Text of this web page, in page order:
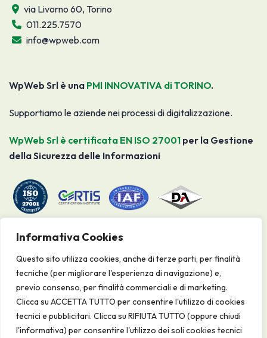
Informativa Cookies
Questo sito utilizza cookies, anche di terze parti, per finalità
tecniche (per migliorare l'esperienza di navigazione) e,
previo consenso, per finalità commerciali e di marketing.
Clicca su ACCETTA TUTTO per consentire l'utilizzo di cookies
tecnici e pubblicitari. Clicca su RIFIUTA TUTTO (oppure chiudi
l'informativa) per consentire l'utilizzo dei soli cookies tecnici
via Livorno 60, Torino
011.225.7570
info@wpweb.com
WpWeb Srl è una PMI INNOVATIVA di TORINO.
Supportiamo le aziende nei processi di digitalizzazione.
WpWeb Srl è certificata EN ISO 27001 per la Gestione
della Sicurezza delle Informazioni
WPWEB S.r.l.
P.I. 07292240012
C.F. e N. Iscr. Reg. Imprese Torino 07292240012
REA: 883122
Cap. Sociale Euro 10.920,00 i.v.
Sede operativa e legale: via Livorno 60, 10144 Torino